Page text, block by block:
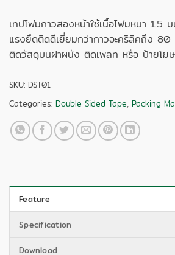
เทปโฟมกาวสองหน้าใช้เนื้อโฟมหนา 1.5
แรงยึดติดดีเยี่ยมกว่ากาวอะคริลิคถึง 80
ติดวัสดุบนฝาผนัง ติดเพลท หรือ ป้ายโฆ
SKU: DST01
Categories: Double Sided Tape, Packing
Feature
Specification
Download